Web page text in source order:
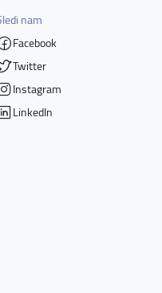
nam
Facebook
Twitter
Instagram
LinkedIn